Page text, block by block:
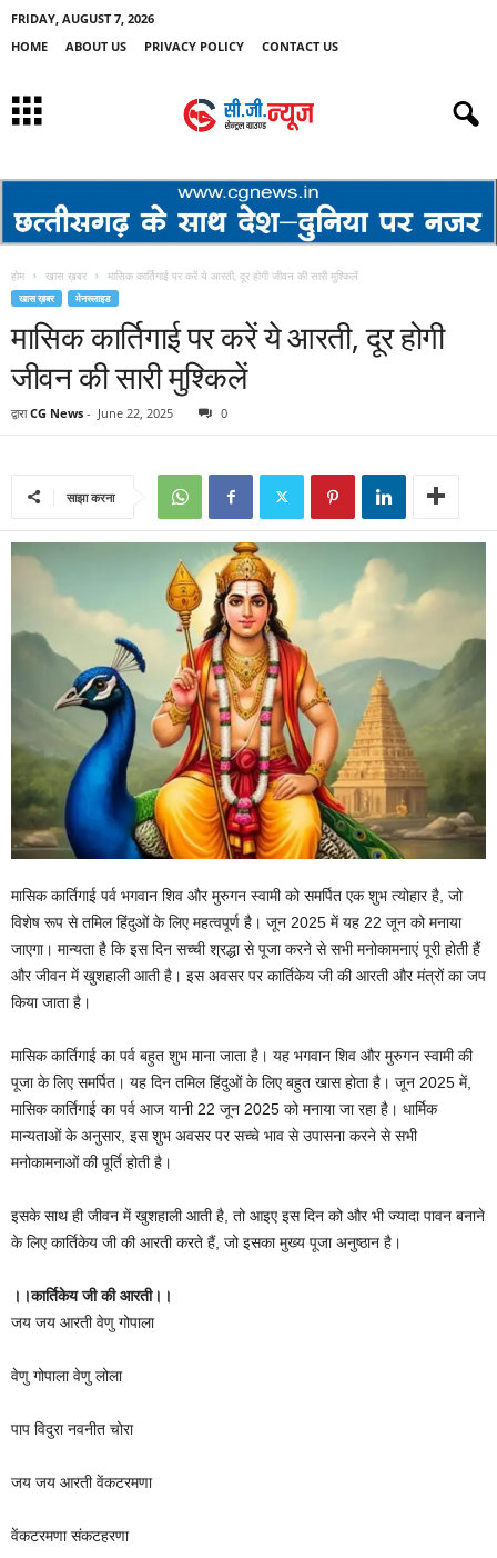
FRIDAY, AUGUST 7, 2026
HOME
ABOUT US PRIVACY POLICY CONTACT US
होम खास ख़बर मासिक कार्तिगाई पर करें ये आरती, दूर होगी जीवन की सारी मुश्किलें
खास ख़बर मेनस्लाइड
मासिक कार्तिगाई पर करें ये आरती, दूर होगी
जीवन की सारी मुश्किलें
द्वारा CG News - June 22, 2025 0
साझा करना
मासिक कार्तिगाई पर्व भगवान शिव और मुरुगन स्वामी को समर्पित एक शुभ त्योहार है, जो
विशेष रूप से तमिल हिंदुओं के लिए महत्वपूर्ण है। जून 2025 में यह 22 जून को मनाया
जाएगा। मान्यता है कि इस दिन सच्ची श्रद्धा से पूजा करने से सभी मनोकामनाएं पूरी होती हैं
और जीवन में खुशहाली आती है। इस अवसर पर कार्तिकेय जी की आरती और मंत्रों का जप
किया जाता है।
मासिक कार्तिगाई का पर्व बहुत शुभ माना जाता है। यह भगवान शिव और मुरुगन स्वामी की
पूजा के लिए समर्पित। यह दिन तमिल हिंदुओं के लिए बहुत खास होता है। जून 2025 में,
मासिक कार्तिगाई का पर्व आज यानी 22 जून 2025 को मनाया जा रहा है। धार्मिक
मान्यताओं के अनुसार, इस शुभ अवसर पर सच्चे भाव से उपासना करने से सभी
मनोकामनाओं की पूर्ति होती है।
इसके साथ ही जीवन में खुशहाली आती है, तो आइए इस दिन को और भी ज्यादा पावन बनाने
के लिए कार्तिकेय जी की आरती करते हैं, जो इसका मुख्य पूजा अनुष्ठान है।
।।कार्तिकेय जी की आरती।।
जय जय आरती वेणु गोपाला
वेणु गोपाला वेणु लोला
पाप विदुरा नवनीत चोरा
जय जय आरती वेंकटरमणा
वेंकटरमणा संकटहरणा